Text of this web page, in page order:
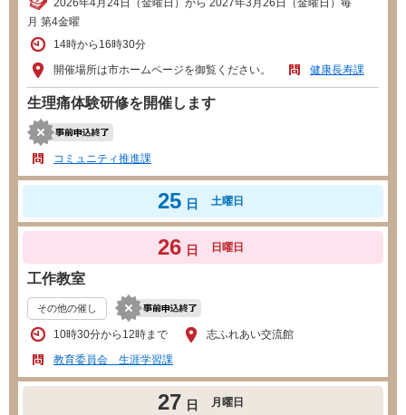
2026年4月24日（金曜日）から 2027年3月26日（金曜日）毎
月 第4金曜
14時から16時30分
開催場所は市ホームページを御覧ください。
健康長寿課
生理痛体験研修を開催します
コミュニティ推進課
25 日 土曜日
26 日 日曜日
工作教室
その他の催し
10時30分から12時まで
志ふれあい交流館
教育委員会 生涯学習課
27 日 月曜日